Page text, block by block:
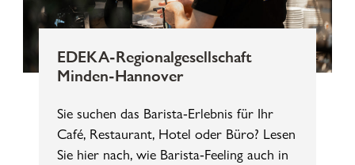
EDEKA-Regionalgesellschaft
Minden-Hannover
Sie suchen das Barista-Erlebnis für Ihr
Café, Restaurant, Hotel oder Büro? Lesen
Sie hier nach, wie Barista-Feeling auch in